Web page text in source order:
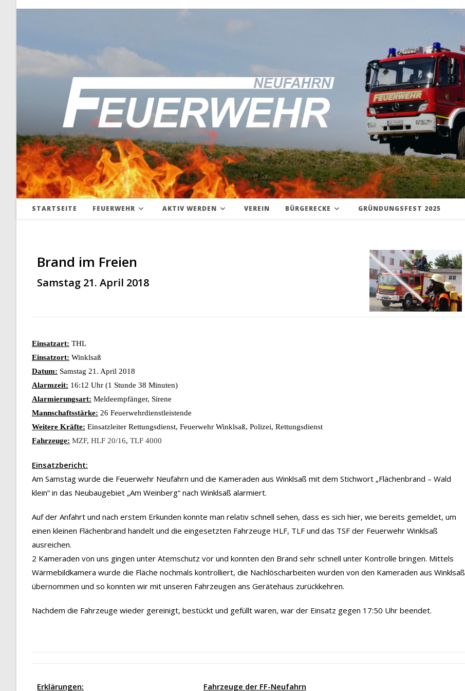
STARTSEITE FEUERWEHR AKTIV WERDEN VEREIN BÜRGERECKE GRÜNDUNGSFEST 2025
Brand im Freien
Samstag 21. April 2018
Einsatzart: THL
Einsatzort: Winklsaß
Datum: Samstag 21. April 2018
Alarmzeit: 16:12 Uhr (1 Stunde 38 Minuten)
Alarmierungsart: Meldeempfänger, Sirene
Mannschaftsstärke: 26 Feuerwehrdienstleistende
Weitere Kräfte: Einsatzleiter Rettungsdienst, Feuerwehr Winklsaß, Polizei, Rettungsdienst
Fahrzeuge: MZF, HLF 20/16, TLF 4000
Einsatzbericht:
Am Samstag wurde die Feuerwehr Neufahrn und die Kameraden aus Winklsaß mit dem Stichwort „Flächenbrand – Wald
klein“ in das Neubaugebiet „Am Weinberg“ nach Winklsaß alarmiert.
Auf der Anfahrt und nach erstem Erkunden konnte man relativ schnell sehen, dass es sich hier, wie bereits gemeldet, um
einen kleinen Flächenbrand handelt und die eingesetzten Fahrzeuge HLF, TLF und das TSF der Feuerwehr Winklsaß
ausreichen.
2 Kameraden von uns gingen unter Atemschutz vor und konnten den Brand sehr schnell unter Kontrolle bringen. Mittels
Wärmebildkamera wurde die Fläche nochmals kontrolliert, die Nachlöscharbeiten wurden von den Kameraden aus Winklsaß
übernommen und so konnten wir mit unseren Fahrzeugen ans Gerätehaus zurückkehren.
Nachdem die Fahrzeuge wieder gereinigt, bestückt und gefüllt waren, war der Einsatz gegen 17:50 Uhr beendet.
Erklärungen: Fahrzeuge der FF-Neufahrn